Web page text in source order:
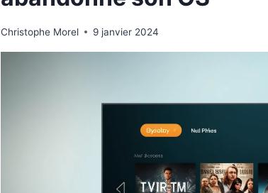
Christophe Morel 9 janvier 2024